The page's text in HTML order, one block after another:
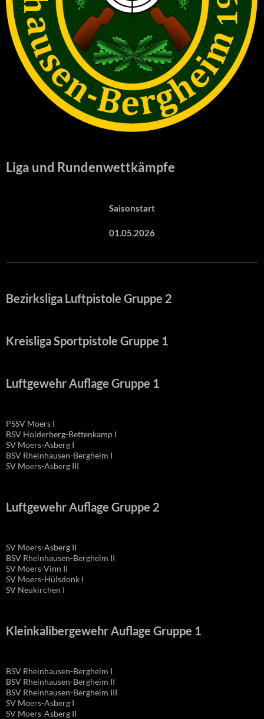
Liga und Rundenwettkämpfe
Saisonstart
01.05.2026
Bezirksliga Luftpistole Gruppe 2
Kreisliga Sportpistole Gruppe 1
Luftgewehr Auflage Gruppe 1
PSSV Moers I
BSV Holderberg-Bettenkamp I
SV Moers-Asberg I
BSV Rheinhausen-Bergheim I
SV Moers-Asberg III
Luftgewehr Auflage Gruppe 2
SV Moers-Asberg II
BSV Rheinhausen-Bergheim II
SV Moers-Vinn II
SV Moers-Hülsdonk I
SV Neukirchen I
Kleinkalibergewehr Auflage Gruppe 1
BSV Rheinhausen-Bergheim I
BSV Rheinhausen-Bergheim II
BSV Rheinhausen-Bergheim III
SV Moers-Asberg I
SV Moers-Asberg II